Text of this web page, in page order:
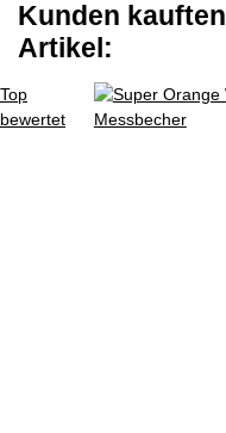
Kunden
Artikel:
Top
bewertet